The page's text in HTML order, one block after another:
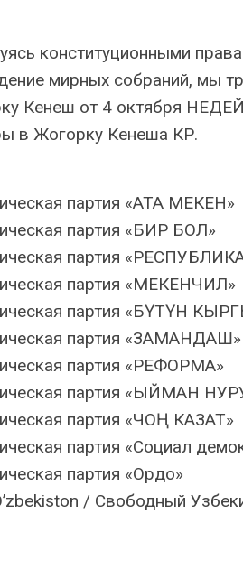
конституционными
мирных собраний, мы
Кенеш от 4 октября
в Жогорку Кенеша КР.
партия «АТА МЕКЕН»
партия «БИР БОЛ»
партия
партия «МЕКЕНЧИЛ»
партия «БҮТҮН
партия «ЗАМАНДАШ»
партия «РЕФОРМА»
партия «ЫЙМАН
партия «ЧОҢ КАЗАТ»
партия «Социал
партия «Ордо»
/ Свободный